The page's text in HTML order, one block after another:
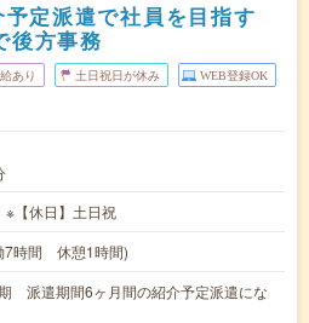
定派遣で社員を目指す
後方事務
あり 土日祝日が休み WEB登録OK
【休日】土日祝
7時間 休憩1時間)
期 派遣期間6ヶ月間の紹介予定派遣にな